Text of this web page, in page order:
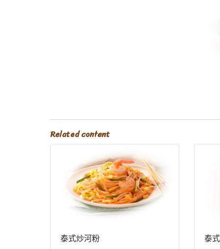
Related content
泰式炒河粉 泰